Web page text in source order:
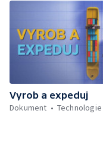
Vyrob a expeduj
Dokument
Technologie